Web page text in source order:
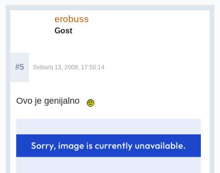
erobuss
Gost
#5 Svibanj 13, 2008, 17:50:14
Ovo je genijalno